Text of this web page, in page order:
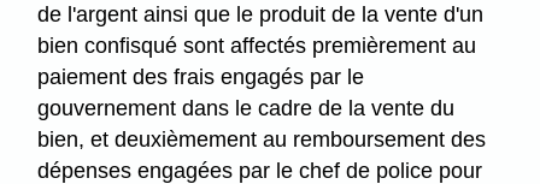
de l'argent ainsi que le produit de la vente d'un
bien confisqué sont affectés premièrement au
paiement des frais engagés par le
gouvernement dans le cadre de la vente du
bien, et deuxièmement au remboursement des
dépenses engagées par le chef de police pour